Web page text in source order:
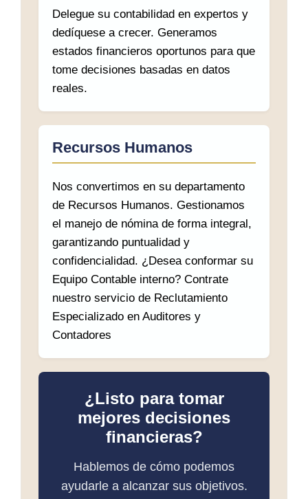
Delegue su contabilidad en expertos y
dedíquese a crecer. Generamos
estados financieros oportunos para que
tome decisiones basadas en datos
reales.
Recursos Humanos
Nos convertimos en su departamento
de Recursos Humanos. Gestionamos
el manejo de nómina de forma integral,
garantizando puntualidad y
confidencialidad. ¿Desea conformar su
Equipo Contable interno? Contrate
nuestro servicio de Reclutamiento
Especializado en Auditores y
Contadores
¿Listo para tomar
mejores decisiones
financieras?
Hablemos de cómo podemos
ayudarle a alcanzar sus objetivos.